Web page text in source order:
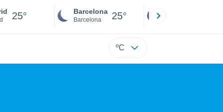
25° Barcelona
Barcelona 25°
ºC